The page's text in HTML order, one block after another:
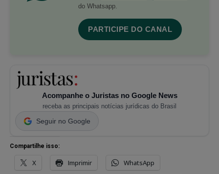
do Whatsapp.
PARTICIPE DO CANAL
Acompanhe o Juristas no Google News
receba as principais notícias jurídicas do Brasil
Seguir no Google
Compartilhe isso:
X Imprimir WhatsApp